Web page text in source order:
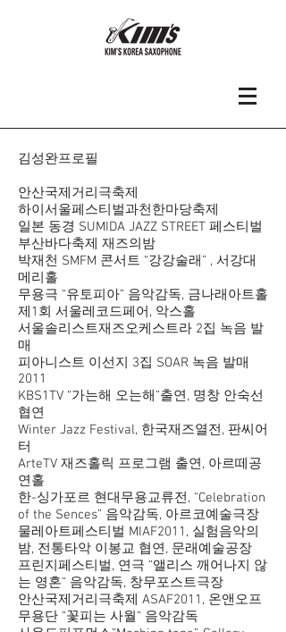
​김성완프로필
안산국제거리극축제
하이서울페스티벌과천한마당축제
일본 동경 SUMIDA JAZZ STREET 페스티벌
부산바다축제 재즈의밤
박재천 SMFM 콘서트 “강강술래” , 서강대
메리홀
무용극 “유토피아” 음악감독, 금나래아트홀
제1회 서울레코드페어, 악스홀
서울솔리스트재즈오케스트라 2집 녹음 발
매
피아니스트 이선지 3집 SOAR 녹음 발매
2011
KBS1TV “가는해 오는해”출연, 명창 안숙선
협연
Winter Jazz Festival, 한국재즈열전, 판씨어
터
ArteTV 재즈홀릭 프로그램 출연, 아르떼공
연홀
한-싱가포르 현대무용교류전, “Celebration
of the Sences” 음악감독, 아르코예술극장
물레아트페스티벌 MIAF2011, 실험음악의
밤, 전통타악 이봉교 협연, 문래예술공장
프린지페스티벌, 연극 ”앨리스 깨어나지 않
는 영혼” 음악감독, 창무포스트극장
안산국제거리극축제 ASAF2011, 온앤오프
무용단 ”꽃피는 사월” 음악감독